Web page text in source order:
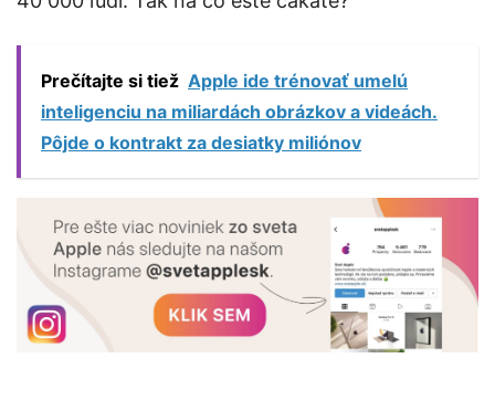
Prečítajte si tiež Apple ide trénovať umelú
inteligenciu na miliardách obrázkov a videách.
Pôjde o kontrakt za desiatky miliónov